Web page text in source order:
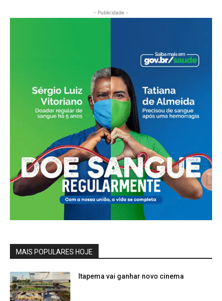
- Publicidade -
MAIS POPULARES HOJE
Itapema vai ganhar novo cinema